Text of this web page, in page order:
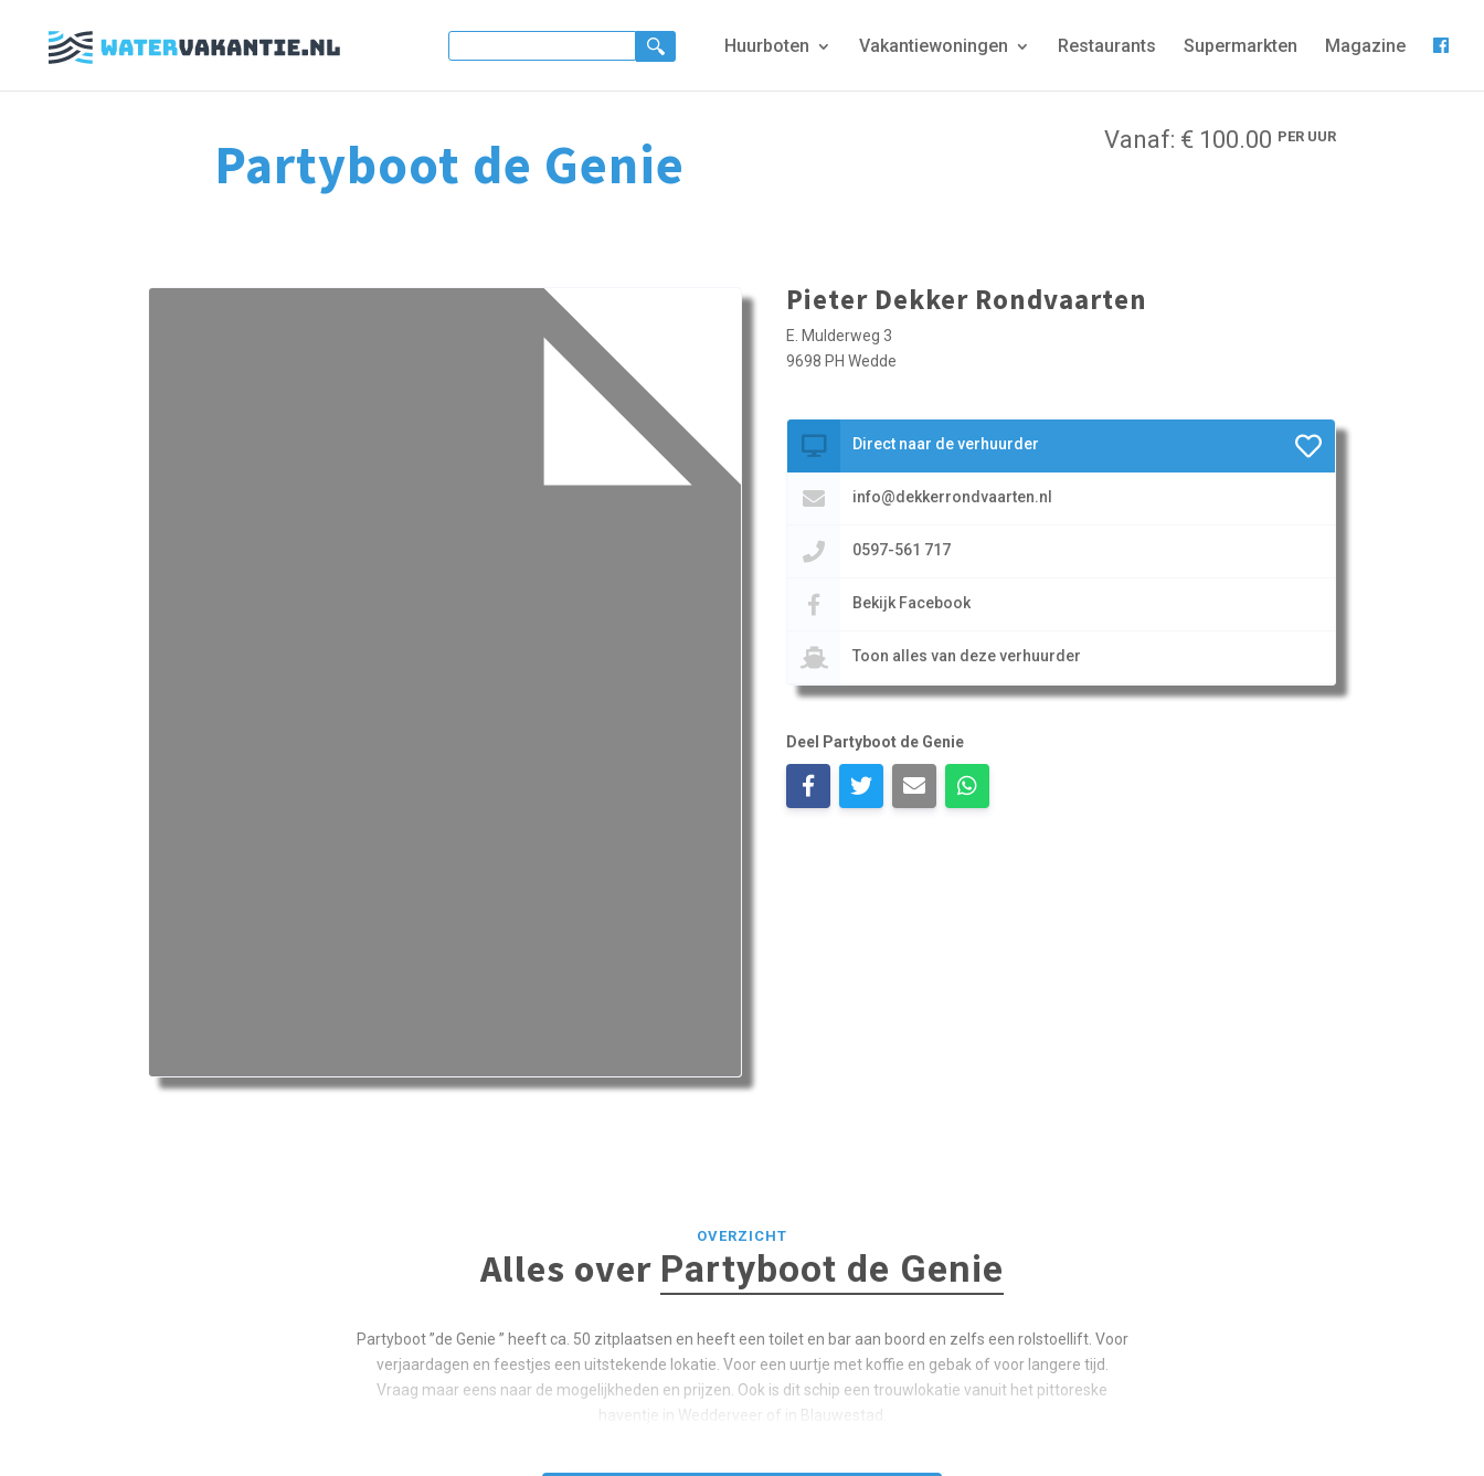
Huurboten Vakantiewoningen Restaurants Supermarkten Magazine
Partyboot de Genie Vanaf: € 100.00 PER UUR
Pieter Dekker Rondvaarten
E. Mulderweg 3
9698 PH Wedde
Direct naar de verhuurder
info@dekkerrondvaarten.nl
0597-561 717
Bekijk Facebook
Toon alles van deze verhuurder
Deel Partyboot de Genie
OVERZICHT
Alles over Partyboot de Genie
Partyboot ”de Genie ” heeft ca. 50 zitplaatsen en heeft een toilet en bar aan boord en zelfs een rolstoellift. Voor
verjaardagen en feestjes een uitstekende lokatie. Voor een uurtje met koffie en gebak of voor langere tijd.
Vraag maar eens naar de mogelijkheden en prijzen. Ook is dit schip een trouwlokatie vanuit het pittoreske
haventje in Wedderveer of in Blauwestad.